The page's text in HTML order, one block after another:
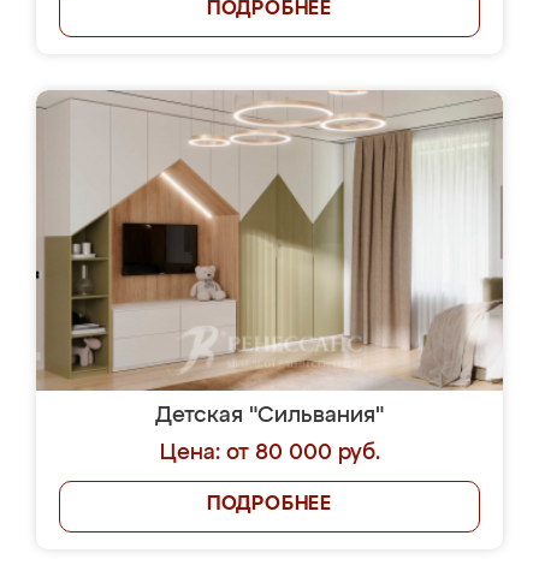
ПОДРОБНЕЕ
Детская "Сильвания"
Цена: от 80 000 руб.
ПОДРОБНЕЕ